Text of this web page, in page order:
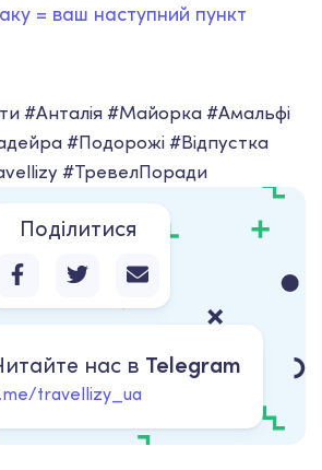
= ваш наступний пункт
#Анталія #Майорка #Амальфі
#Подорожі #Відпустка
#ТревелПоради
Поділитися
нас в Telegram
travellizy_ua